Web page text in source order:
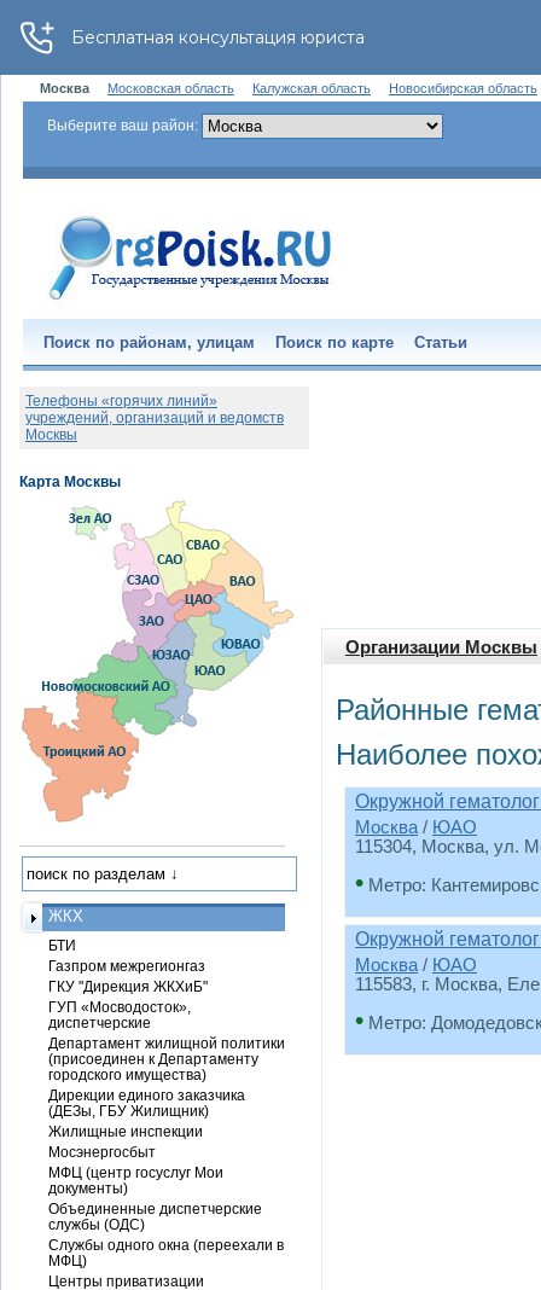
Москва Московская область Калужская область Новосибирская область
Выберите ваш район:
Поиск по районам, улицам Поиск по карте Статьи
Организации Москвы
Районные
Наиболее
Окружной
Москва / ЮАО
115304, Москва, ул.
• Метро:
Окружной
Москва / ЮАО
115583, г. Москва,
• Метро:
Телефоны «горячих линий»
учреждений, организаций и ведомств
Москвы
ЖКХ
БТИ
Газпром межрегионгаз
ГКУ "Дирекция ЖКХиБ"
ГУП «Мосводосток»,
диспетчерские
Департамент жилищной политики
(присоединен к Департаменту
городского имущества)
Дирекции единого заказчика
(ДЕЗы, ГБУ Жилищник)
Жилищные инспекции
Мосэнергосбыт
МФЦ (центр госуслуг Мои
документы)
Объединенные диспетчерские
службы (ОДС)
Службы одного окна (переехали в
МФЦ)
Центры приватизации